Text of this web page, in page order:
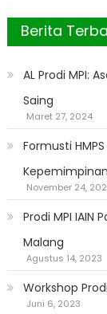
Berita
AL Prodi MPI:
Saing
Maret 27, 2024
Formusti
Kepemimpinan
November 24,
Prodi MPI IAIN
Malang
Agustus 14, 2023
Workshop
Juni 6, 2023